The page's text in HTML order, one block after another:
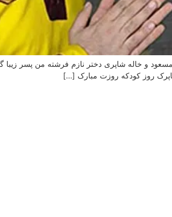
و خاله شاپری دختر نازم فرشته من پسر زیبا
روز کودکه روزت مبارک […]